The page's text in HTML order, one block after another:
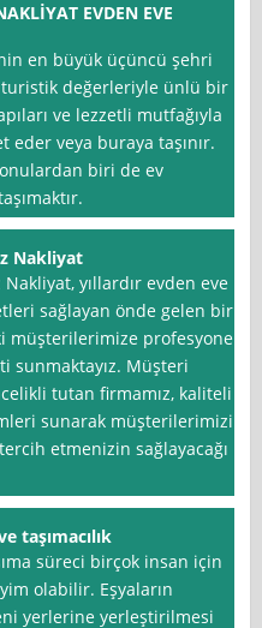
EVDEN EVE
en büyük üçüncü şehri
değerleriyle ünlü bir
ve lezzetli mutfağıyla
eder veya buraya taşınır.
biri de ev
Nakliyat
yıllardır evden eve
sağlayan önde gelen bir
müşterilerimize profesyonel
sunmaktayız. Müşteri
tutan firmamız, kaliteli
sunarak müşterilerimizin
etmenizin sağlayacağı
taşımacılık
süreci birçok insan için
olabilir. Eşyaların
yerlerine yerleştirilmesi